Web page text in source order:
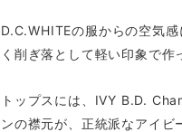
D.C.WHITEの服からの空気
く削ぎ落として軽い印象で作
トップスには、IVY B.D.
ンの襟元が、正統派なアイビ